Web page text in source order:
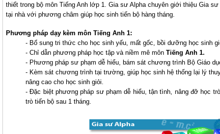
thiết trong bộ môn Tiếng Anh lớp 1. Gia sư Alpha chuyên giới thiệu Gia
tại nhà với phương châm giúp học sinh tiến bộ hàng tháng.
Phương pháp dạy kèm môn Tiếng Anh 1:
- Bổ sung tri thức cho học sinh yếu, mất gốc, bồi dưỡng học sinh
- Chỉ dẫn phương pháp học tập và niềm mê môn Tiếng Anh 1.
- Phương pháp sư phạm dễ hiểu, bám sát chương trình Bộ Giáo
- Kèm sát chương trình tại trường, giúp học sinh hệ thống lại lý
nâng cao cho học sinh giỏi.
- Đặc biệt phương pháp sư phạm dễ hiểu, tận tình, nâng đỡ học
trò tiến bộ sau 1 tháng.